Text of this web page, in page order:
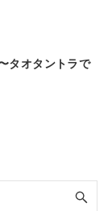
タオタントラで